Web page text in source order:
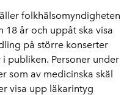
folkhälsomyndigheten
18 år och uppåt ska visa
på större konserter
publiken. Personer under
som av medicinska skäl
visa upp läkarintyg